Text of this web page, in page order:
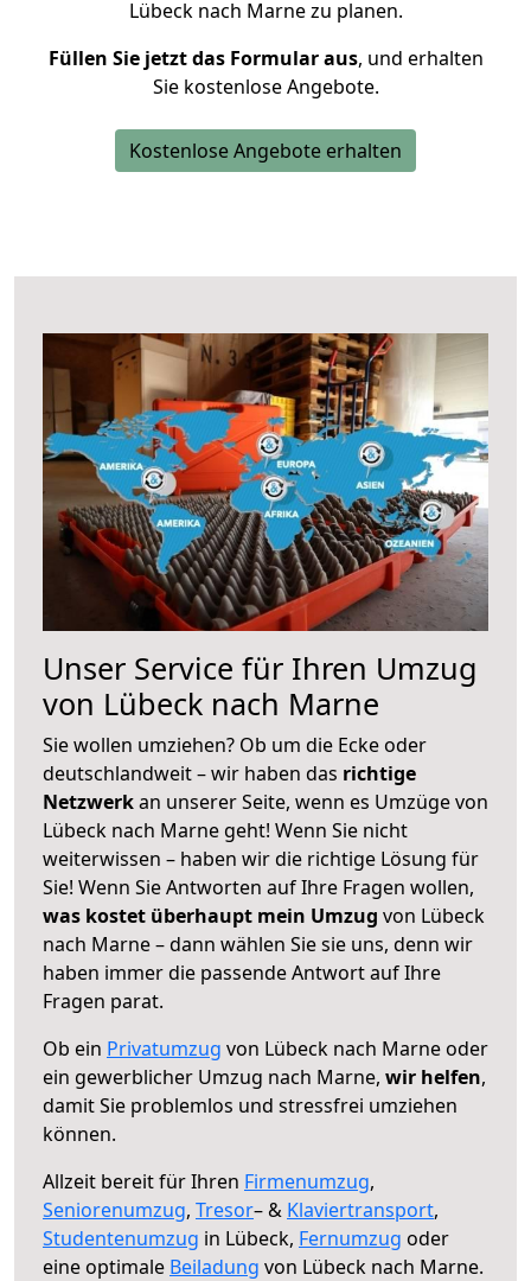
Lübeck nach Marne zu planen.
Füllen Sie jetzt das Formular aus, und erhalten
Sie kostenlose Angebote.
Kostenlose Angebote erhalten
Unser Service für Ihren Umzug
von Lübeck nach Marne
Sie wollen umziehen? Ob um die Ecke oder
deutschlandweit – wir haben das richtige
Netzwerkan unserer Seite, wenn es Umzüge von
Lübeck nach Marne geht! Wenn Sie nicht
weiterwissen – haben wir die richtige Lösung für
Sie! Wenn Sie Antworten auf Ihre Fragen wollen,
was kostet überhaupt mein Umzug von Lübeck
nach Marne – dann wählen Sie sie uns, denn wir
haben immer die passende Antwort auf Ihre
Fragen parat.
Ob ein Privatumzug von Lübeck nach Marne oder
ein gewerblicher Umzug nach Marne, wir helfen,
damit Sie problemlos und stressfrei umziehen
können.
Allzeit bereit für Ihren Firmenumzug,
Seniorenumzug, Tresor– & Klaviertransport,
Studentenumzug in Lübeck, Fernumzug oder
eine optimale Beiladung von Lübeck nach Marne.